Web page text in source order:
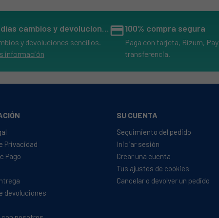
14 días cambios y devoluciones
y devoluciones sencillos.
información
credit_card100% compra segura
Paga con tarjeta, Bizum,
transferencia.
Privacidad
Pago
devoluciones
SU CUENTA
Seguimiento del pedido
Iniciar sesión
Crear una cuenta
Tus ajustes de cookies
Cancelar o devolver un pedido